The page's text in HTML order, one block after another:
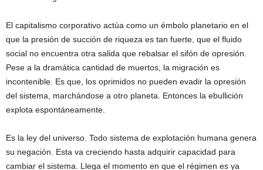
El capitalismo corporativo actúa como un émbolo planetario en el
que la presión de succión de riqueza es tan fuerte, que el fluido
social no encuentra otra salida que rebalsar el sifón de opresión.
Pese a la dramática cantidad de muertos, la migración es
incontenible. Es que, los oprimidos no pueden evadir la opresión
del sistema, marchándose a otro planeta. Entonces la ebullición
explota espontáneamente.
Es la ley del universo. Todo sistema de explotación humana genera
su negación. Esta va creciendo hasta adquirir capacidad para
cambiar el sistema. Llega el momento en que el régimen es ya